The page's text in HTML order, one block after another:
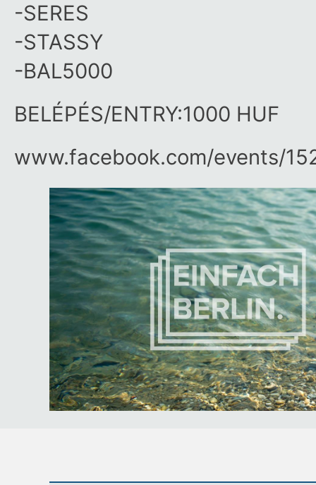
-SERES
-STASSY
-BAL5000
BELÉPÉS/ENTRY:1000 HUF
www.facebook.com/​events/​